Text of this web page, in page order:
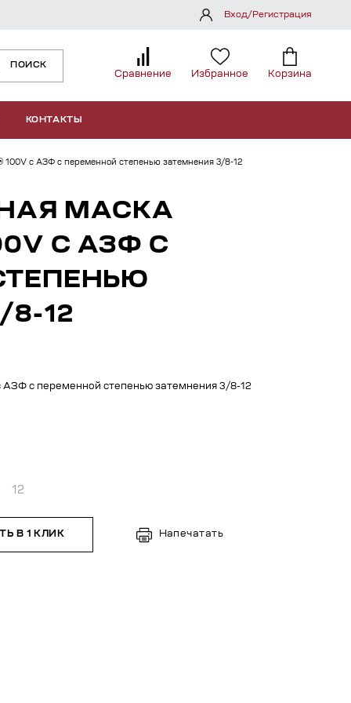
ПОИСК
Сравнение Избранное Корзина
КОНТАКТЫ
Вход/Регистрация
100V с АЗФ с переменной степенью затемнения 3/8-12
МАСКА
С АЗФ С
12
АЗФ с переменной степенью затемнения 3/8-12
12
В 1 КЛИК Напечатать